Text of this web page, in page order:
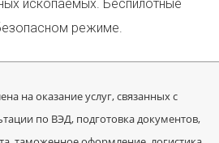
ископаемых. Беспилотные
режиме.
на оказание услуг, связанных с
по ВЭД, подготовка документов,